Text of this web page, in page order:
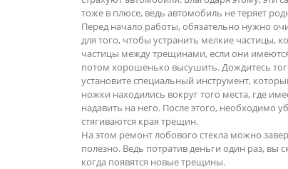
тоже в плюсе, ведь автомобиль не теряет
Перед начало работы, обязательно нужно
для того, чтобы устранить мелкие частицы,
частицы между трещинами, если они
потом хорошенько высушить. Дождитесь
установите специальный инструмент,
ножки находились вокруг того места, где
надавить на него. После этого, необходимо
стягиваются края трещин.
На этом ремонт лобового стекла можно
полезно. Ведь потратив деньги один раз,
когда появятся новые трещины.